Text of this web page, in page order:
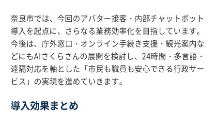
奈良市では、今回のアバター接客・内部チャットボット
導入を起点に、さらなる業務効率化を目指しています。
今後は、庁外窓口・オンライン手続き支援・観光案内な
どにもAIさくらさんの展開を検討し、24時間・多言語・
遠隔対応を軸とした「市民も職員も安心できる行政サー
ビス」の実現を進めていきます。
導入効果まとめ